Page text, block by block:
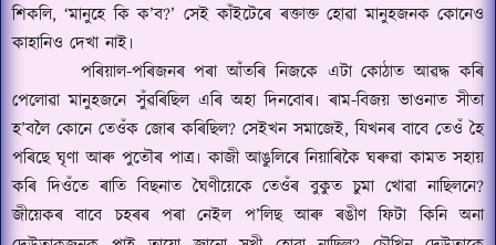
শিকলি, ‘মানুহে কি ক’ব?’ সেই কাঁইটেৰে ৰক্তাক্ত হোৱা মানুহজনক কোনেও
কাহানিও দেখা নাই৷
পৰিয়াল-পৰিজনৰ পৰা আঁতৰি নিজকে এটা কোঠাত আৱদ্ধ কৰি
পেলোৱা মানুহজনে সুঁৱৰিছিল এৰি অহা দিনবোৰ৷ ৰাম-বিজয় ভাওনাত সীতা
হ’বলৈ কোনে তেওঁক জোৰ কৰিছিল? সেইখন সমাজেই,যিখনৰ বাবে তেওঁ হৈ
পৰিছে ঘৃণা আৰু পুতৌৰ পাত্ৰ৷ কাজী আঙুলিৰে নিয়াৰিকৈ ঘৰুৱা কামত সহায়
কৰি দিওঁতে ৰাতি বিছনাত ঘৈণীয়েকে তেওঁৰ বুকুত চুমা খোৱা নাছিলনে?
জীয়েকৰ বাবে চহৰৰ পৰা নেইল প’লিছ আৰু ৰঙীণ ফিটাকিনি অনা